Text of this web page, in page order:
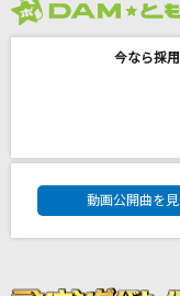
今なら採
DAM★と
動画公開曲を見